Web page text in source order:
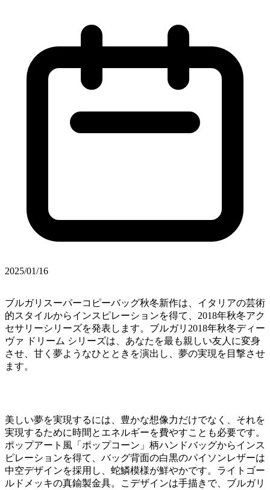
2025/01/16
ブルガリスーパーコピーバッグ秋冬新作は、イタリアの芸術
的スタイルからインスピレーションを得て、2018年秋冬アク
セサリーシリーズを発表します。ブルガリ2018年秋冬ディー
ヴァ ドリーム シリーズは、あなたを最も親しい友人に変身
させ、甘く夢ようなひとときを演出し、夢の実現を目撃させ
ます。
美しい夢を実現するには、豊かな想像力だけでなく、それを
実現するために時間とエネルギーを費やすことも必要です。
ポップアート風「ポップコーン」柄ハンドバッグからインス
ピレーションを得て、バッグ背面の白黒のパイソンレザーは
中空デザインを採用し、蛇鱗模様が鮮やかです。ライトゴー
ルドメッキの真鍮製金具。こデザインは手描きで、ブルガリ